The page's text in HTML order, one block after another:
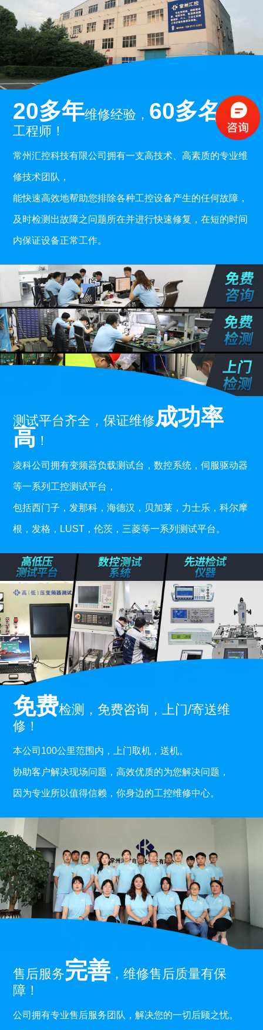
20多年维修经验， 60多名 专业
工程师！
常州汇控科技有限公司拥有一支高技术、高素质的专业维
修技术团队，
能快速高效地帮助您排除各种工控设备产生的任何故障，
及时检测出故障之问题所在并进行快速修复，在短的时间
内保证设备正常工作。
测试平台齐全，保证维修成功率
高 ！
凌科公司拥有变频器负载测试台，数控系统，伺服驱动器
等一系列工控测试平台，
包括西门子，发那科，海德汉，贝加莱，力士乐，科尔摩
根，发格，LUST，伦茨，三菱等一系列测试平台。
免费检测，免费咨询，上门/寄送维
修！
本公司100公里范围内，上门取机，送机。
协助客户解决现场问题，高效优质的为您解决问题，
因为专业所以值得信赖，你身边的工控维修中心。
售后服务完善 ，维修售后质量有保
障！
公司拥有专业售后服务团队，解决您的一切后顾之忧。